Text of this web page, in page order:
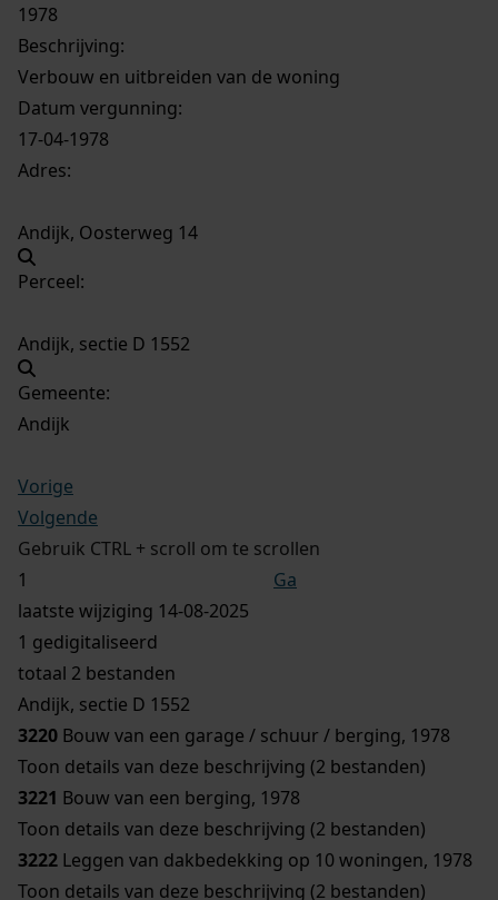
1978
Beschrijving:
Verbouw en uitbreiden van de woning
Datum vergunning:
17-04-1978
Adres:
Andijk, Oosterweg 14
Perceel:
Andijk, sectie D 1552
Gemeente:
Andijk
Vorige
Volgende
Gebruik CTRL + scroll om te scrollen
Ga
laatste wijziging 14-08-2025
1 gedigitaliseerd
totaal 2 bestanden
Andijk, sectie D 1552
3220 Bouw van een garage / schuur / berging, 1978
Toon details van deze beschrijving (2 bestanden)
3221 Bouw van een berging, 1978
Toon details van deze beschrijving (2 bestanden)
3222 Leggen van dakbedekking op 10 woningen, 1978
Toon details van deze beschrijving (2 bestanden)